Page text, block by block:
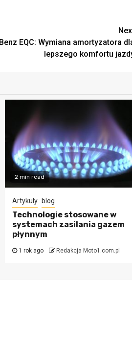
EQC: Wymiana amortyzatora
lepszego komfortu
2 min read
Artykuly blog
Technologie stosowane w
systemach zasilania gazem
płynnym
1 rok ago Redakcja Moto1.com.pl